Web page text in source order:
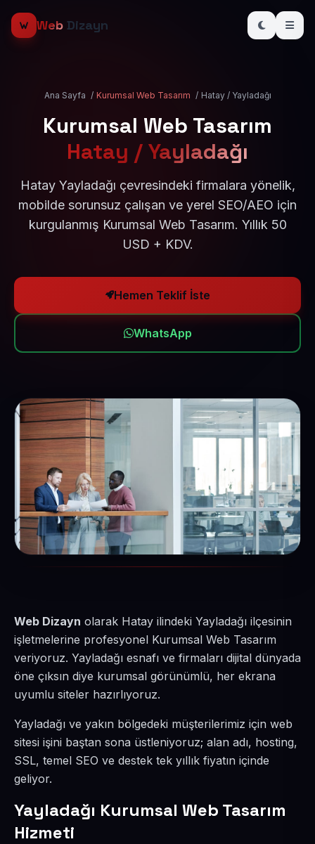
Web Dizayn
Ana Sayfa / Kurumsal Web Tasarım / Hatay / Yayladağı
Kurumsal Web Tasarım
Hatay / Yayladağı
Hatay Yayladağı çevresindeki firmalara yönelik,
mobilde sorunsuz çalışan ve yerel SEO/AEO için
kurgulanmış Kurumsal Web Tasarım. Yıllık 50
USD + KDV.
Hemen Teklif İste
WhatsApp
Web Dizayn olarak Hatay ilindeki Yayladağı ilçesinin
işletmelerine profesyonel Kurumsal Web Tasarım
veriyoruz. Yayladağı esnafı ve firmaları dijital dünyada
öne çıksın diye kurumsal görünümlü, her ekrana
uyumlu siteler hazırlıyoruz.
Yayladağı ve yakın bölgedeki müşterilerimiz için web
sitesi işini baştan sona üstleniyoruz; alan adı, hosting,
SSL, temel SEO ve destek tek yıllık fiyatın içinde
geliyor.
Yayladağı Kurumsal Web Tasarım
Hizmeti